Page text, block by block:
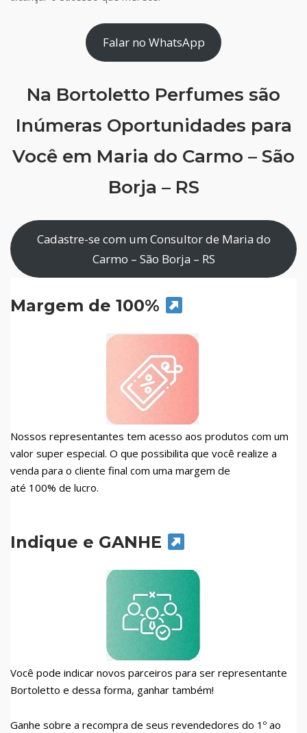
Falar no WhatsApp
Na Bortoletto Perfumes são
Inúmeras Oportunidades para
Você em Maria do Carmo – São
Borja – RS
Cadastre-se com um Consultor de Maria do
Carmo – São Borja – RS
Margem de 100%
Nossos representantes tem acesso aos produtos com um
valor super especial. O que possibilita que você realize a
venda para o cliente final com uma margem de
até 100% de lucro.
Indique e GANHE
Você pode indicar novos parceiros para ser representante
Bortoletto e dessa forma, ganhar também!
Ganhe sobre a recompra de seus revendedores do 1º ao